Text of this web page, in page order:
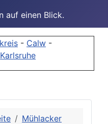
auf einen Blick.
- Calw -
Karlsruhe
Mühlacker